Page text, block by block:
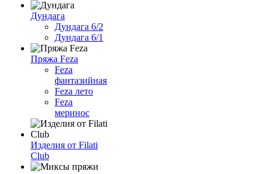
Дундага
Дундага 6/2
Дундага 6/1
Пряжа Feza
Feza
фантазийная
Feza лето
Feza
меринос
Изделия от Filati
Club